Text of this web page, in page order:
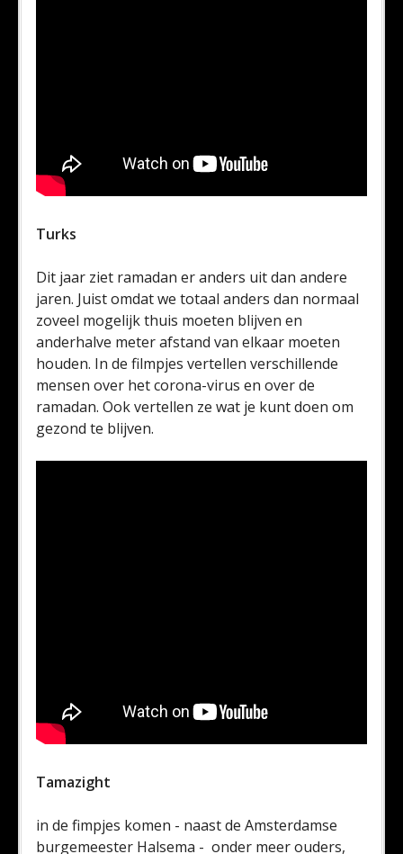
Turks
Dit jaar ziet ramadan er anders uit dan andere
jaren. Juist omdat we totaal anders dan normaal
zoveel mogelijk thuis moeten blijven en
anderhalve meter afstand van elkaar moeten
houden. In de filmpjes vertellen verschillende
mensen over het corona-virus en over de
ramadan. Ook vertellen ze wat je kunt doen om
gezond te blijven.
Tamazight
in de fimpjes komen - naast de Amsterdamse
burgemeester Halsema - onder meer ouders,